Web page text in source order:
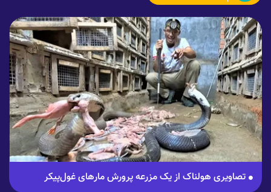
تصاویری هولناک از یک مزرعه پرورش مار‌های غول‌پیکر